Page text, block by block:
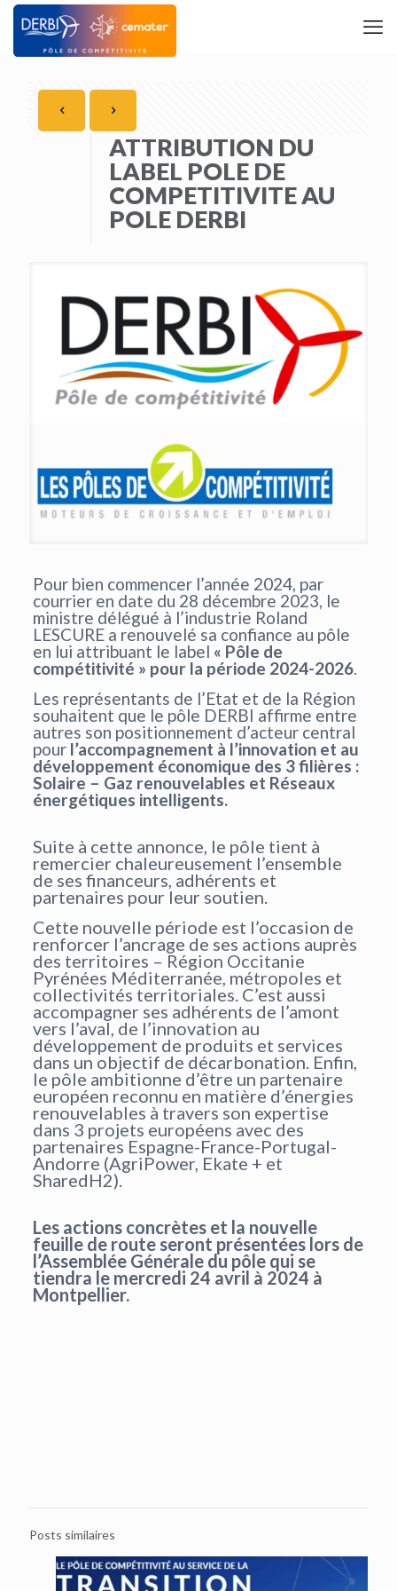
ATTRIBUTION DU
LABEL POLE DE
COMPETITIVITE AU
POLE DERBI
Pour bien commencer l’année 2024, par
courrier en date du 28 décembre 2023, le
ministre délégué à l’industrie Roland
LESCURE a renouvelé sa confiance au pôle
en lui attribuant le label « Pôle de
compétitivité » pour la période 2024-2026.
Les représentants de l’Etat et de la Région
souhaitent que le pôle DERBI affirme entre
autres son positionnement d’acteur central
pour l’accompagnement à l’innovation et au
développement économique des 3 filières :
Solaire – Gaz renouvelables et Réseaux
énergétiques intelligents.
Suite à cette annonce, le pôle tient à
remercier chaleureusement l’ensemble
de ses financeurs, adhérents et
partenaires pour leur soutien.
Cette nouvelle période est l’occasion de
renforcer l’ancrage de ses actions auprès
des territoires – Région Occitanie
Pyrénées Méditerranée, métropoles et
collectivités territoriales. C’est aussi
accompagner ses adhérents de l’amont
vers l’aval, de l’innovation au
développement de produits et services
dans un objectif de décarbonation. Enfin,
le pôle ambitionne d’être un partenaire
européen reconnu en matière d’énergies
renouvelables à travers son expertise
dans 3 projets européens avec des
partenaires Espagne-France-Portugal-
Andorre (AgriPower, Ekate + et
SharedH2).
Les actions concrètes et la nouvelle
feuille de route seront présentées lors de
l’Assemblée Générale du pôle qui se
tiendra le mercredi 24 avril à 2024 à
Montpellier.
Posts similaires